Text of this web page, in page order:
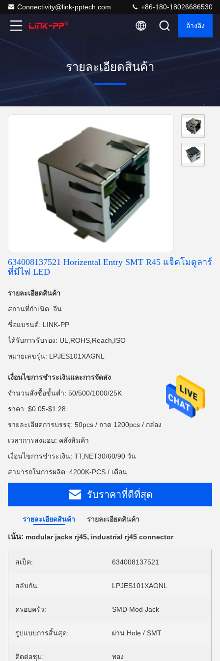
Connectivity@link-pptech.com +86-180-18026686530
อ้างอิง
รายละเอียดสินค้า
634008137521 Horizental Entry SMT R45 แจ็คโมดูลาร์
ที่มีไฟ LED
รายละเอียดสินค้า
สถานที่กำเนิด: จีน
ชื่อแบรนด์: LINK-PP
ได้รับการรับรอง: UL,ROHS,Reach,ISO
หมายเลขรุ่น: LPJES101XAGNL
เงื่อนไขการชำระเงินและการจัดส่ง
จำนวนสั่งซื้อขั้นต่ำ: 50/500/1000/25K
ราคา: $0.05-$1.28
รายละเอียดการบรรจุ: 50pcs / ถาด 1200pcs / กล่อง
เวลาการส่งมอบ: คลังสินค้า
เงื่อนไขการชำระเงิน: TT,NET30/60/90 วัน
สามารถในการผลิต: 4200K-PCS / เดือน
รับราคาที่ดีที่สุด
รายละเอียดสินค้า รายละเอียดสินค้า
เน้น: modular jacks rj45, industrial rj45 connector
สเป็ค: 634008137521
สลับกัน: LPJES101XAGNL
ครอบครัว: SMD Mod Jack
รูปแบบการสิ้นสุด: ผ่าน Hole / SMT
ติดต่อชุบ: ทอง